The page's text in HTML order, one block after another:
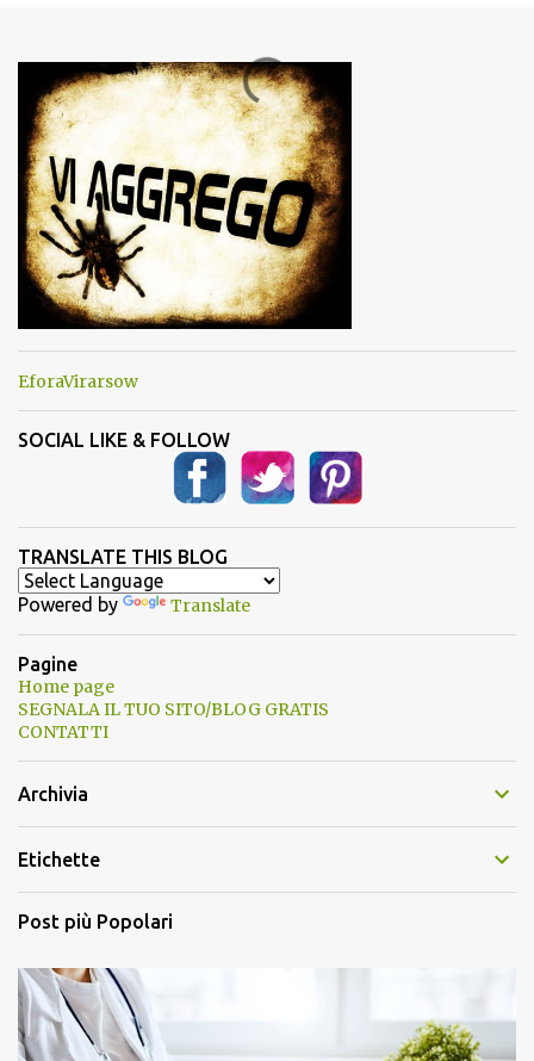
n
t
i
EforaVirarsow
SOCIAL LIKE & FOLLOW
TRANSLATE THIS BLOG
Powered by Translate
Pagine
Home page
SEGNALA IL TUO SITO/BLOG GRATIS
CONTATTI
Archivia
Etichette
Post più Popolari